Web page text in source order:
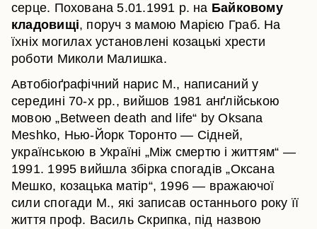
серце. Похована 5.01.1991 р. на Байковому
кладовищі, поруч з мамою Марією Граб. На
їхніх могилах установлені козацькі хрести
роботи Миколи Малишка.
Автобіоґрафічний нарис М., написаний у
середині 70-х рр., вийшов 1981 анґлійською
мовою „Between death and life“ by Oksana
Meshko, Нью-Йорк Торонто — Сідней,
українською в Україні „Між смертю і життям“ —
1991. 1995 вийшла збірка спогадів „Оксана
Мешко, козацька матір“, 1996 — вражаючої
сили спогади М., які записав останнього року її
життя проф. Василь Скрипка, під назвою